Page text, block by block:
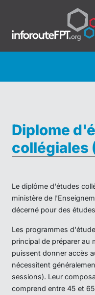
Diplome
collégiales
Le diplôme d'études
ministère de
décerné pour des
Les programmes
principal de préparer au
puissent donner accès
nécessitent
sessions). Leur
comprend entre 45 et